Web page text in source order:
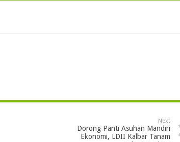
Next
Dorong Panti Asuhan Mandiri
Ekonomi, LDII Kalbar Tanam